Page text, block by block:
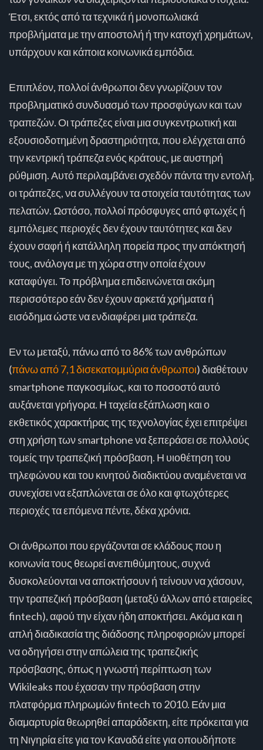
Έτσι, εκτός από τα τεχνικά ή μονοπωλιακά
προβλήματα με την αποστολή ή την κατοχή χρημάτων,
υπάρχουν και κάποια κοινωνικά εμπόδια.
Επιπλέον, πολλοί άνθρωποι δεν γνωρίζουν τον
προβληματικό συνδυασμό των προσφύγων και των
τραπεζών. Οι τράπεζες είναι μια συγκεντρωτική και
εξουσιοδοτημένη δραστηριότητα, που ελέγχεται από
την κεντρική τράπεζα ενός κράτους, με αυστηρή
ρύθμιση. Αυτό περιλαμβάνει σχεδόν πάντα την εντολή,
οι τράπεζες, να συλλέγουν τα στοιχεία ταυτότητας των
πελατών. Ωστόσο, πολλοί πρόσφυγες από φτωχές ή
εμπόλεμες περιοχές δεν έχουν ταυτότητες και δεν
έχουν σαφή ή κατάλληλη πορεία προς την απόκτησή
τους, ανάλογα με τη χώρα στην οποία έχουν
καταφύγει. Το πρόβλημα επιδεινώνεται ακόμη
περισσότερο εάν δεν έχουν αρκετά χρήματα ή
εισόδημα ώστε να ενδιαφέρει μια τράπεζα.
Εν τω μεταξύ, πάνω από το 86% των ανθρώπων
(πάνω από 7,1 δισεκατομμύρια άνθρωποι) διαθέτουν
smartphone παγκοσμίως, και το ποσοστό αυτό
αυξάνεται γρήγορα. Η ταχεία εξάπλωση και ο
εκθετικός χαρακτήρας της τεχνολογίας έχει επιτρέψει
στη χρήση των smartphone να ξεπεράσει σε πολλούς
τομείς την τραπεζική πρόσβαση. Η υιοθέτηση του
τηλεφώνου και του κινητού διαδικτύου αναμένεται να
συνεχίσει να εξαπλώνεται σε όλο και φτωχότερες
περιοχές τα επόμενα πέντε, δέκα χρόνια.
Οι άνθρωποι που εργάζονται σε κλάδους που η
κοινωνία τους θεωρεί ανεπιθύμητους, συχνά
δυσκολεύονται να αποκτήσουν ή τείνουν να χάσουν,
την τραπεζική πρόσβαση (μεταξύ άλλων από εταιρείες
fintech), αφού την είχαν ήδη αποκτήσει. Ακόμα και η
απλή διαδικασία της διάδοσης πληροφοριών μπορεί
να οδηγήσει στην απώλεια της τραπεζικής
πρόσβασης, όπως η γνωστή περίπτωση των
Wikileaks που έχασαν την πρόσβαση στην
πλατφόρμα πληρωμών fintech το 2010. Εάν μια
διαμαρτυρία θεωρηθεί απαράδεκτη, είτε πρόκειται για
τη Νιγηρία είτε για τον Καναδά είτε για οπουδήποτε